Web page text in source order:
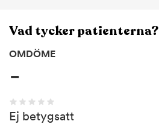
Vad tycker patienterna?
OMDÖME
-
Ej betygsatt